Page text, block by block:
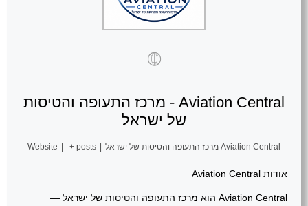
Aviation Central - מרכז התעופה והטיסות
של ישראל
Aviation Central מרכז התעופה והטיסות של ישראל |
Website | + posts
אודות Aviation Central
Aviation Central הוא מרכז התעופה והטיסות של ישראל —